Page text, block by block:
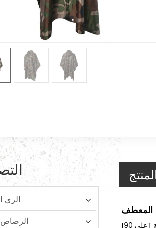
المعطف
الزي
الرصاص